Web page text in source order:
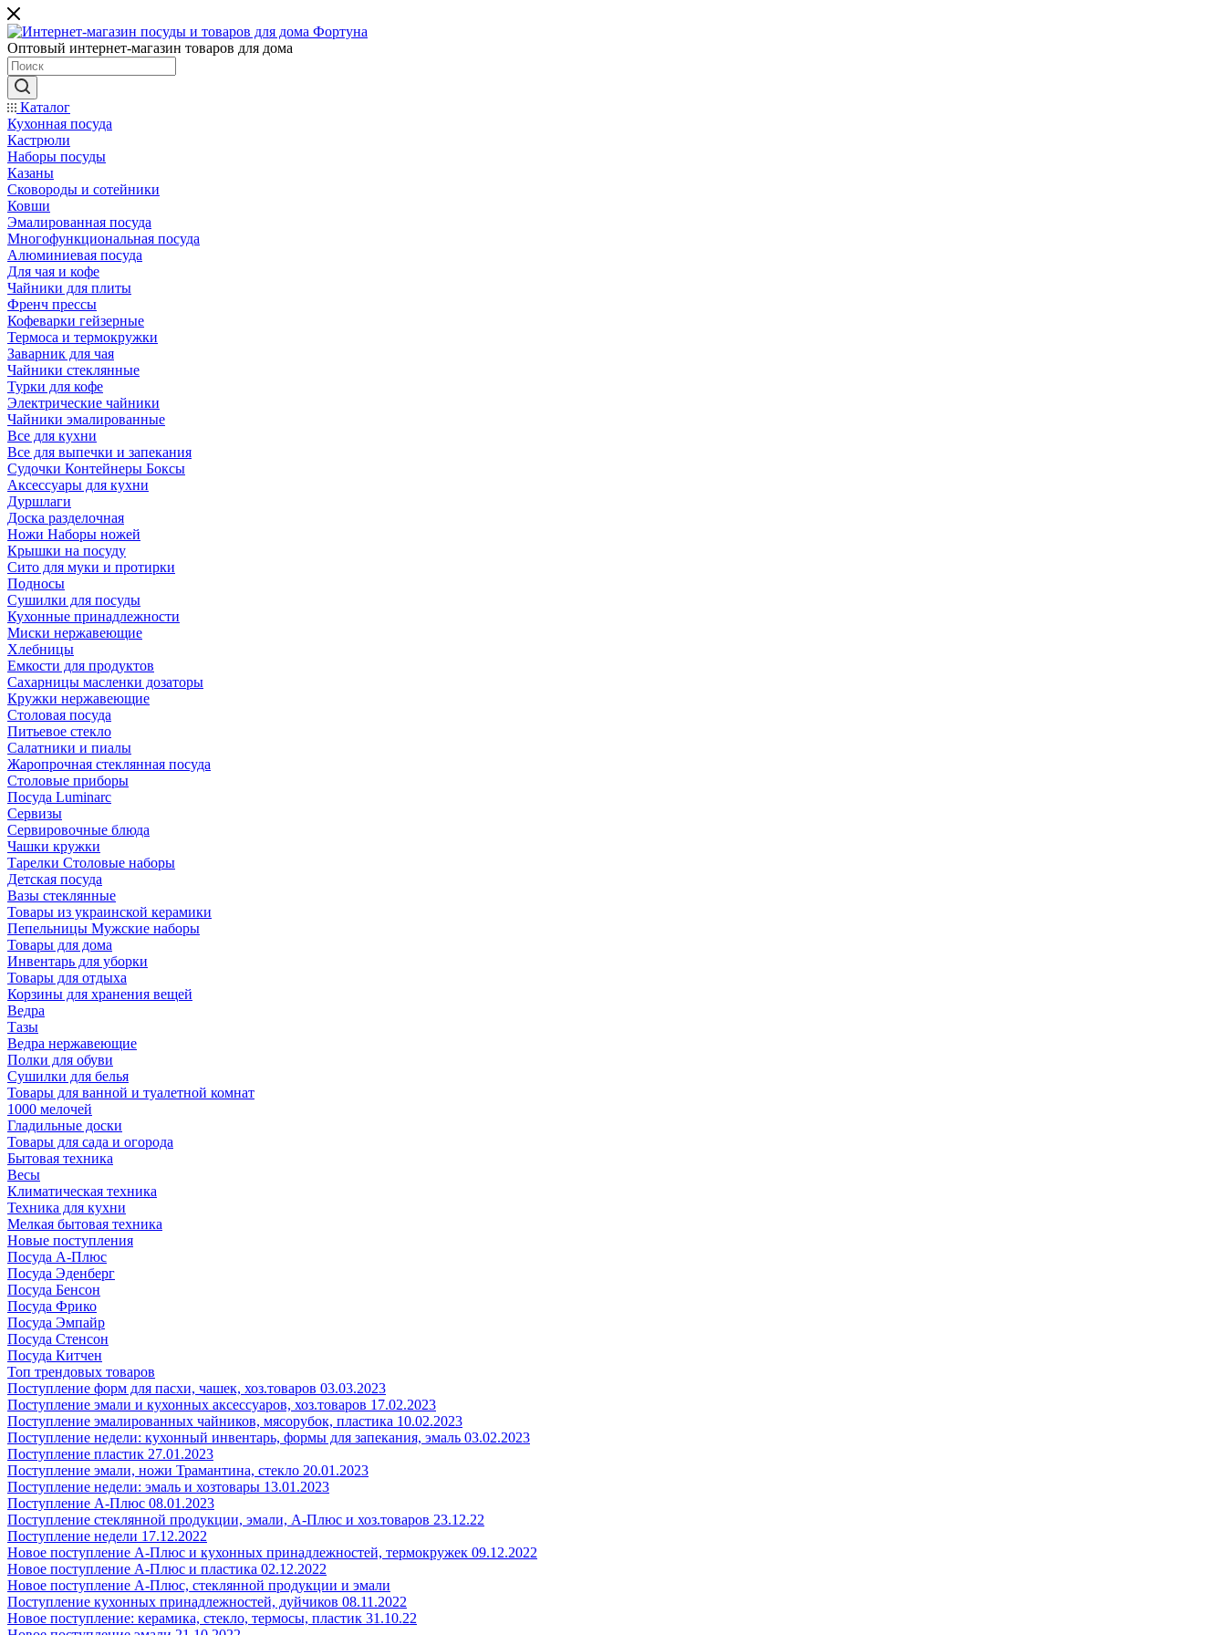
Оптовый интернет-магазин товаров для дома
Каталог
Кухонная посуда
Кастрюли
Наборы посуды
Казаны
Сковороды и сотейники
Ковши
Эмалированная посуда
Многофункциональная посуда
Алюминиевая посуда
Для чая и кофе
Чайники для плиты
Френч прессы
Кофеварки гейзерные
Термоса и термокружки
Заварник для чая
Чайники стеклянные
Турки для кофе
Электрические чайники
Чайники эмалированные
Все для кухни
Все для выпечки и запекания
Судочки Контейнеры Боксы
Аксессуары для кухни
Дуршлаги
Доска разделочная
Ножи Наборы ножей
Крышки на посуду
Сито для муки и протирки
Подносы
Сушилки для посуды
Кухонные принадлежности
Миски нержавеющие
Хлебницы
Емкости для продуктов
Сахарницы масленки дозаторы
Кружки нержавеющие
Столовая посуда
Питьевое стекло
Салатники и пиалы
Жаропрочная стеклянная посуда
Столовые приборы
Посуда Luminarс
Сервизы
Сервировочные блюда
Чашки кружки
Тарелки Столовые наборы
Детская посуда
Вазы стеклянные
Товары из украинской керамики
Пепельницы Мужские наборы
Товары для дома
Инвентарь для уборки
Товары для отдыха
Корзины для хранения вещей
Ведра
Тазы
Ведра нержавеющие
Полки для обуви
Сушилки для белья
Товары для ванной и туалетной комнат
1000 мелочей
Гладильные доски
Товары для сада и огорода
Бытовая техника
Весы
Климатическая техника
Техника для кухни
Мелкая бытовая техника
Новые поступления
Посуда А-Плюс
Посуда Эденберг
Посуда Бенсон
Посуда Фрико
Посуда Эмпайр
Посуда Стенсон
Посуда Китчен
Топ трендовых товаров
Поступление форм для пасхи, чашек, хоз.товаров 03.03.2023
Поступление эмали и кухонных аксессуаров, хоз.товаров 17.02.2023
Поступление эмалированных чайников, мясорубок, пластика 10.02.2023
Поступление недели: кухонный инвентарь, формы для запекания, эмаль 03.02.2023
Поступление пластик 27.01.2023
Поступление эмали, ножи Трамантина, стекло 20.01.2023
Поступление недели: эмаль и хозтовары 13.01.2023
Поступление А-Плюс 08.01.2023
Поступление стеклянной продукции, эмали, А-Плюс и хоз.товаров 23.12.22
Поступление недели 17.12.2022
Новое поступление А-Плюс и кухонных принадлежностей, термокружек 09.12.2022
Новое поступление А-Плюс и пластика 02.12.2022
Новое поступление А-Плюс, стеклянной продукции и эмали
Поступление кухонных принадлежностей, дуйчиков 08.11.2022
Новое поступление: керамика, стекло, термосы, пластик 31.10.22